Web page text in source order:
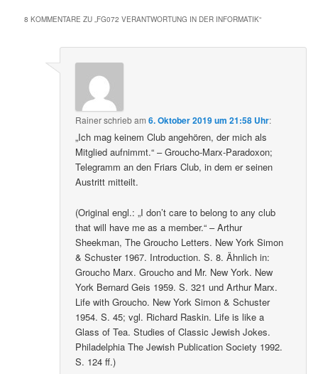
8 KOMMENTARE ZU „FG072 VERANTWORTUNG IN DER INFORMATIK“
Rainerschriebam6. Oktober 2019 um 21:58 Uhr:
„Ich mag keinem Club angehören, der mich als
Mitglied aufnimmt.“ – Groucho-Marx-Paradoxon;
Telegramm an den Friars Club, in dem er seinen
Austritt mitteilt.
(Original engl.: „I don’t care to belong to any club
that will have me as a member.“ – Arthur
Sheekman, The Groucho Letters. New York Simon
& Schuster 1967. Introduction. S. 8. Ähnlich in:
Groucho Marx. Groucho and Mr. New York. New
York Bernard Geis 1959. S. 321 und Arthur Marx.
Life with Groucho. New York Simon & Schuster
1954. S. 45; vgl. Richard Raskin. Life is like a
Glass of Tea. Studies of Classic Jewish Jokes.
Philadelphia The Jewish Publication Society 1992.
S. 124 ff.)